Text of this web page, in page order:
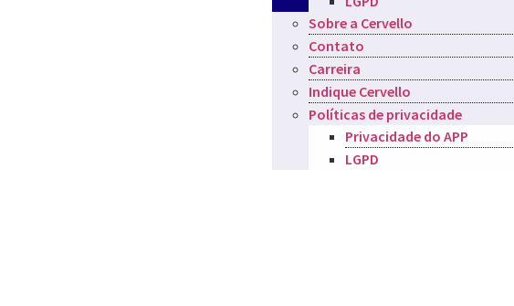
Sobre a Cervello
Contato
Carreira
Indique Cervello
Políticas de privacidade
Privacidade do APP
LGPD